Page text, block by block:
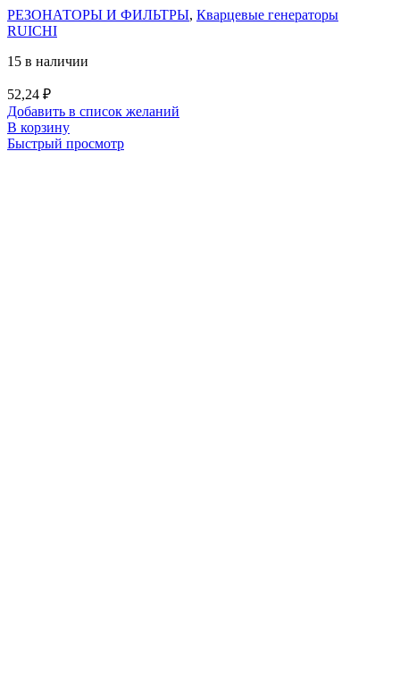
РЕЗОНАТОРЫ И ФИЛЬТРЫ, Кварцевые генераторы
RUICHI
15 в наличии
52,24 ₽
Добавить в список желаний
В корзину
Быстрый просмотр